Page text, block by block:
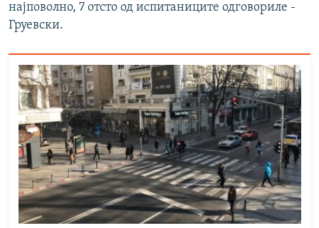
најповолно, 7 отсто од испитаниците одговориле -
Груевски.